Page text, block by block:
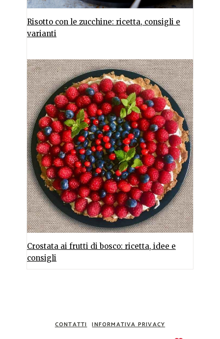
Risotto con le zucchine: ricetta, consigli e
varianti
Crostata ai frutti di bosco: ricetta, idee e
consigli
CONTATTI INFORMATIVA PRIVACY